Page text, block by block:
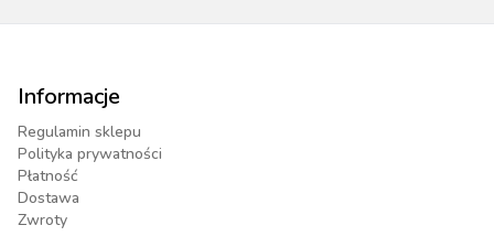
Informacje
Regulamin sklepu
Polityka prywatności
Płatność
Dostawa
Zwroty